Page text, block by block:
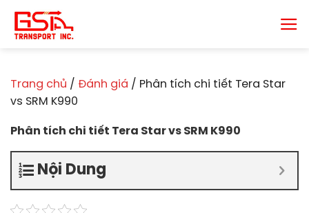
đến
nội
Trang chủ / Đánh giá / Phân tích chi tiết Tera Star
vs SRM K990
Phân tích chi tiết Tera Star vs SRM K990
Nội Dung